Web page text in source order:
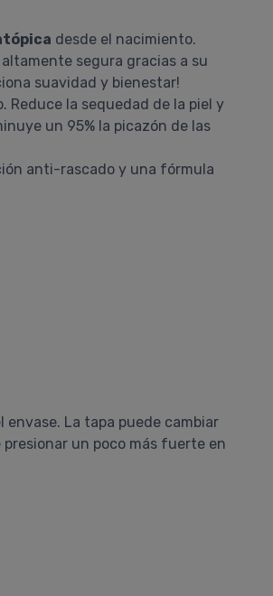
desde el nacimiento.
segura gracias a su
suavidad y bienestar!
Reduce la sequedad de la piel y
un 95% la picazón de las
anti-rascado y una fórmula
La tapa puede cambiar
un poco más fuerte en